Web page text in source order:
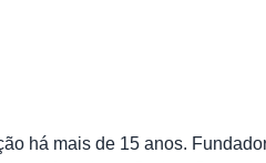
há mais de 15 anos.